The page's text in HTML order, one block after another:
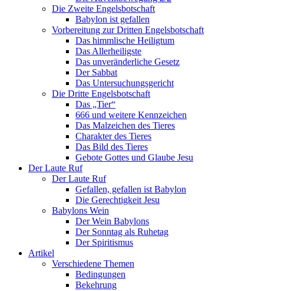
Die Zweite Engelsbotschaft
Babylon ist gefallen
Vorbereitung zur Dritten Engelsbotschaft
Das himmlische Heiligtum
Das Allerheiligste
Das unveränderliche Gesetz
Der Sabbat
Das Untersuchungsgericht
Die Dritte Engelsbotschaft
Das „Tier“
666 und weitere Kennzeichen
Das Malzeichen des Tieres
Charakter des Tieres
Das Bild des Tieres
Gebote Gottes und Glaube Jesu
Der Laute Ruf
Der Laute Ruf
Gefallen, gefallen ist Babylon
Die Gerechtigkeit Jesu
Babylons Wein
Der Wein Babylons
Der Sonntag als Ruhetag
Der Spiritismus
Artikel
Verschiedene Themen
Bedingungen
Bekehrung